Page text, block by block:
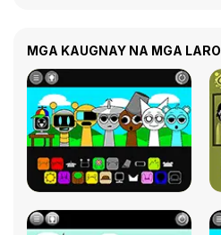
MGA KAUGNAY NA MGA LARO